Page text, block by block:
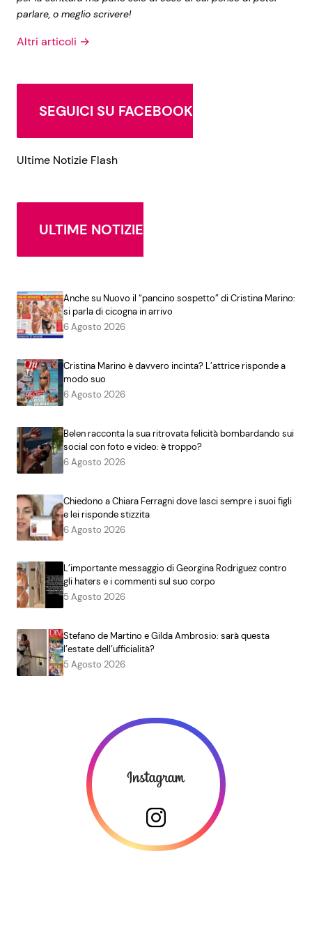
parlare, o meglio scrivere!
Altri articoli →
SEGUICI SU FACEBOOK
Ultime Notizie Flash
ULTIME NOTIZIE
Anche su Nuovo il “pancino sospetto” di Cristina Marino:
si parla di cicogna in arrivo
6 Agosto 2026
Cristina Marino è davvero incinta? L’attrice risponde a
modo suo
6 Agosto 2026
Belen racconta la sua ritrovata felicità bombardando sui
social con foto e video: è troppo?
6 Agosto 2026
Chiedono a Chiara Ferragni dove lasci sempre i suoi figli
e lei risponde stizzita
6 Agosto 2026
L’importante messaggio di Georgina Rodriguez contro
gli haters e i commenti sul suo corpo
5 Agosto 2026
Stefano de Martino e Gilda Ambrosio: sarà questa
l’estate dell’ufficialità?
5 Agosto 2026